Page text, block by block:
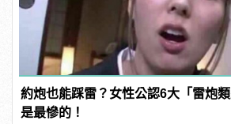
約炮也能踩雷？女性公認6大「雷炮
是最慘的！